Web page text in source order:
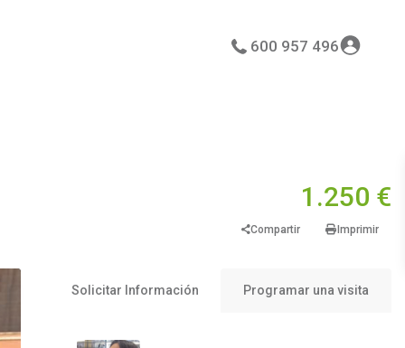
600 957 496
1.250 €
Compartir Imprimir
Solicitar Información Programar una visita